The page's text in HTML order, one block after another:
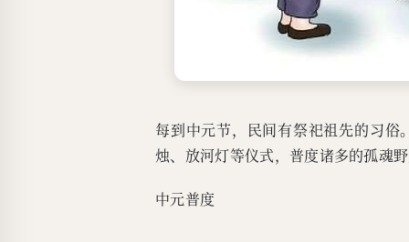
每到中元节，民间有祭祀祖先的习
烛、放河灯等仪式，普度诸多的孤魂
中元普度